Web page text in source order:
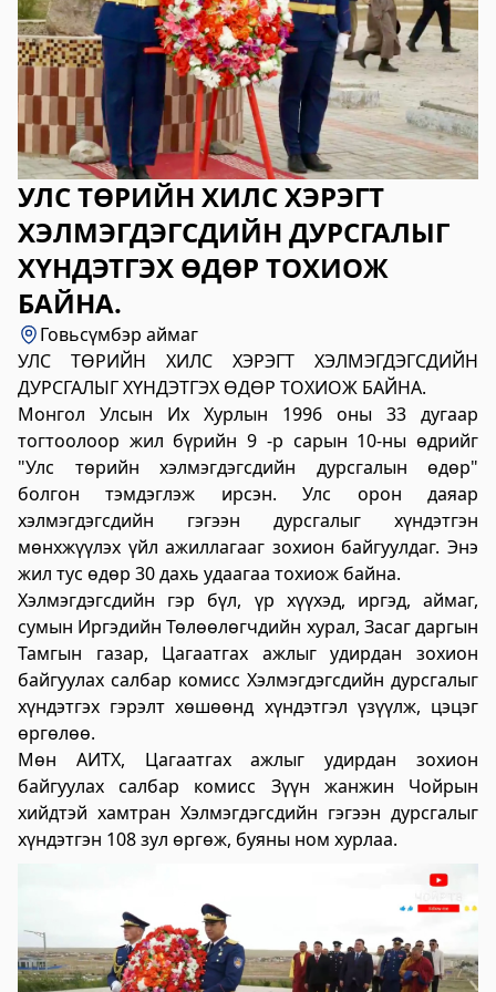
2023-06-06 14:53:59
Дэлгэрэнгүй
Булган аймгийн Нийгмийн даатгалын
хэлтэс
2023-06-06 14:50:54
Дэлгэрэнгүй
Өвөрхангай аймгийн цагдаагийн газар
2023-06-06 14:46:41
Дэлгэрэнгүй
Булган аймгийн Засаг Даргын Тамгын
газар
2023-06-06 14:41:13
Дэлгэрэнгүй
Дорноговь аймаг дахь Төрийн цахим
үйлчилгээний "ХУРДАН" төв
2023-06-06 13:37:31
Дэлгэрэнгүй
Говьсүмбэр аймаг дахь Төрийн цахим
үйлчилгээний хэлтэс
2023-06-05 22:55:03
Дэлгэрэнгүй
Хөдөлмөр, халамжийн үйлчилгээний
газар
2023-06-06 06:47:28
Улсын бүртгэлийн хэлтэс
2023-06-06 06:41:23
Дэлгэрэнгүй
УЛС ТӨРИЙН ХИЛС ХЭРЭГТ
ХЭЛМЭГДЭГСДИЙН ДУРСГАЛЫГ
ХҮНДЭТГЭХ ӨДӨР ТОХИОЖ
БАЙНА.
Говьсүмбэр аймаг
УЛС ТӨРИЙН ХИЛС ХЭРЭГТ ХЭЛМЭГДЭГСДИЙН
ДУРСГАЛЫГ ХҮНДЭТГЭХ ӨДӨР ТОХИОЖ БАЙНА.
Монгол Улсын Их Хурлын 1996 оны 33 дугаар
тогтоолоор жил бүрийн 9 -р сарын 10-ны өдрийг
"Улс төрийн хэлмэгдэгсдийн дурсгалын өдөр"
болгон тэмдэглэж ирсэн. Улс орон даяар
хэлмэгдэгсдийн гэгээн дурсгалыг хүндэтгэн
мөнхжүүлэх үйл ажиллагааг зохион байгуулдаг. Энэ
жил тус өдөр 30 дахь удаагаа тохиож байна.
Хэлмэгдэгсдийн гэр бүл, үр хүүхэд, иргэд, аймаг,
сумын Иргэдийн Төлөөлөгчдийн хурал, Засаг даргын
Тамгын газар, Цагаатгах ажлыг удирдан зохион
байгуулах салбар комисс Хэлмэгдэгсдийн дурсгалыг
хүндэтгэх гэрэлт хөшөөнд хүндэтгэл үзүүлж, цэцэг
өргөлөө.
Мөн АИТХ, Цагаатгах ажлыг удирдан зохион
байгуулах салбар комисс Зүүн жанжин Чойрын
хийдтэй хамтран Хэлмэгдэгсдийн гэгээн дурсгалыг
хүндэтгэн 108 зул өргөж, буяны ном хурлаа.